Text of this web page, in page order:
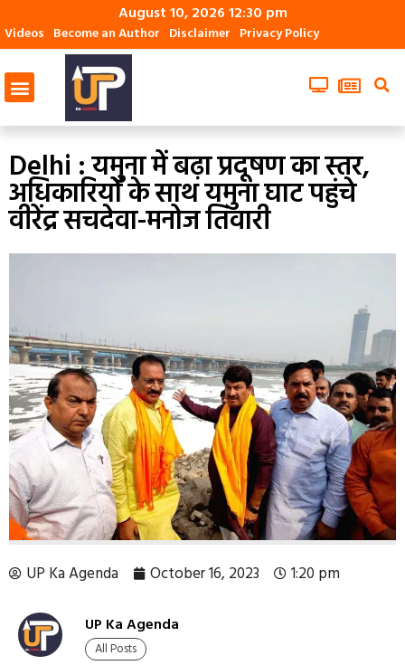
August 10, 2026 12:30 pm
Videos Become an Author Disclaimer Privacy Policy
Delhi : यमुना में बढ़ा प्रदूषण का स्तर,
अधिकारियों के साथ यमुना घाट पहुंचे
वीरेंद्र सचदेवा-मनोज तिवारी
UP Ka Agenda October 16, 2023 1:20 pm
UP Ka Agenda
All Posts